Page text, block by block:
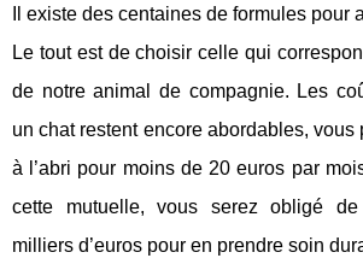
Il existe des centaines de formules pour
Le tout est de choisir celle qui
de notre animal de compagnie. Les
un chat restent encore abordables, vous
à l’abri pour moins de 20 euros par
cette mutuelle, vous serez obligé
milliers d’euros pour en prendre soin